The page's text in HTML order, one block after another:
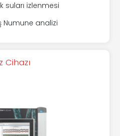
suları izlenmesi
Numune analizi
Cihazı